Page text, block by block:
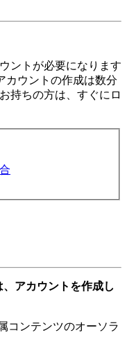
ントが必要になります
カウントの作成は数分
持ちの方は、すぐにロ
アカウントを作成し
コンテンツのオーソラ